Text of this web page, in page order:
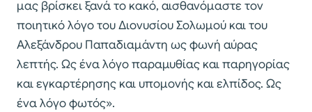
μας βρίσκει ξανά το κακό, αισθανόμαστε τον
ποιητικό λόγο του Διονυσίου Σολωμού και του
Αλεξάνδρου Παπαδιαμάντη ως φωνή αύρας
λεπτής. Ως ένα λόγο παραμυθίας και παρηγορίας
και εγκαρτέρησης και υπομονής και ελπίδος. Ως
ένα λόγο φωτός».